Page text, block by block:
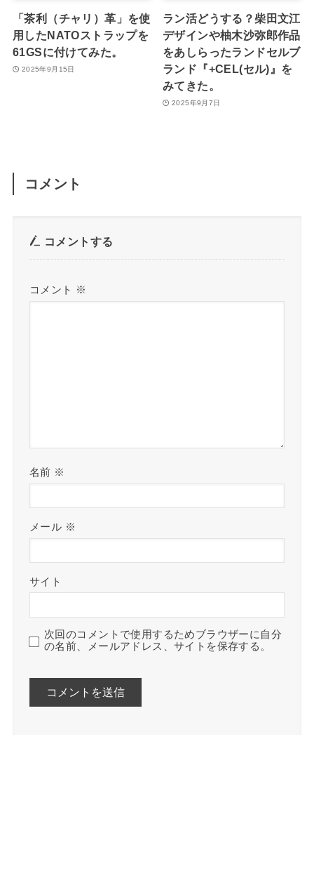
「茶利（チャリ）革」を使
用したNATOストラップを
61GSに付けてみた。
2025年9月15日
ラン活どうする？柴田文江
デザインや柚木沙弥郎作品
をあしらったランドセルブ
ランド『+CEL(セル)』を
みてきた。
2025年9月7日
コメント
コメントする
コメント ※
名前 ※
メール ※
サイト
次回のコメントで使用するためブラウザーに自分
の名前、メールアドレス、サイトを保存する。